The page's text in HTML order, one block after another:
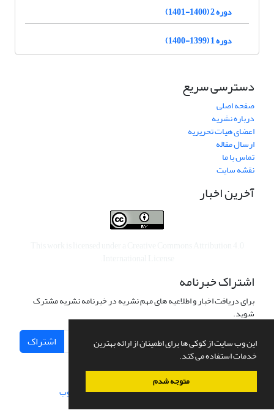
این وب سایت از کوکی ها برای اطمینان از ارائه بهترین
خدمات استفاده می کند.
متوجه شدم
دوره 2 (1400-1401)
دوره 1 (1399-1400)
دسترسی سریع
صفحه اصلی
درباره نشریه
اعضای هیات تحریریه
ارسال مقاله
تماس با ما
نقشه سایت
آخرین اخبار
اشتراک خبرنامه
برای دریافت اخبار و اطلاعیه های مهم نشریه در خبرنامه نشریه مشترک
شوید.
اشتراک
سامانه مدیریت نشریات علمی.طراحی و پیاده سازی از سیناوب